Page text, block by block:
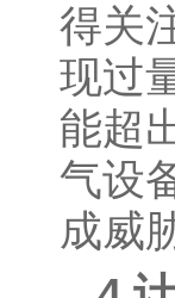
得关
现过
能超
气设
成威